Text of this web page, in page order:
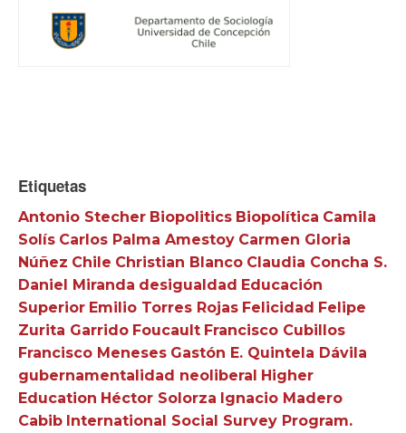
Etiquetas
Antonio Stecher Biopolitics Biopolítica Camila
Solís Carlos Palma Amestoy Carmen Gloria
Núñez Chile Christian Blanco Claudia Concha S.
Daniel Miranda desigualdad Educación
Superior Emilio Torres Rojas Felicidad Felipe
Zurita Garrido Foucault Francisco Cubillos
Francisco Meneses Gastón E. Quintela Dávila
gubernamentalidad neoliberal Higher
Education Héctor Solorza Ignacio Madero
Cabib International Social Survey Program.